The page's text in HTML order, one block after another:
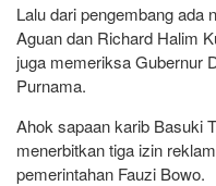
Lalu dari pengembang ada
Aguan dan Richard Halim
juga memeriksa Gubernur
Purnama.
Ahok sapaan karib Basuki
menerbitkan tiga izin
pemerintahan Fauzi Bowo.